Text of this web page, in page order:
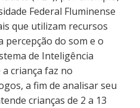
Federal Fluminense
que utilizam recursos
percepção do som e o
de Inteligência
criança faz no
a fim de analisar seu
crianças de 2 a 13